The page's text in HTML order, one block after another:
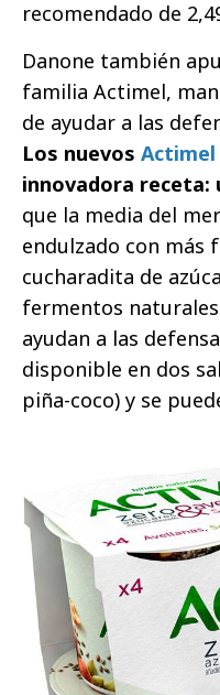
recomendado de
Danone también
familia Actimel,
de ayudar a las
Los nuevos Actimel
innovadora receta:
que la media del
endulzado con más
cucharadita de
fermentos
ayudan a las
disponible en dos
piña-coco) y se